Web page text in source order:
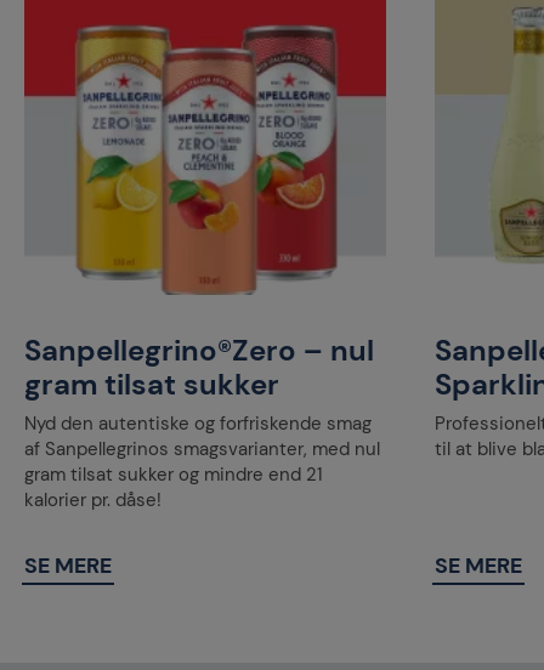
Sanpellegrino®Zero – nul
gram tilsat sukker
Nyd den autentiske og forfriskende smag
af Sanpellegrinos smagsvarianter, med nul
gram tilsat sukker og mindre end 21
kalorier pr. dåse!
SE MERE
til at blive
SE MERE